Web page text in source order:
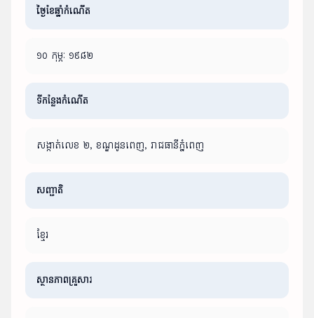
ថ្ងៃខែឆ្នាំកំណើត
១០ កុម្ភៈ ១៩៨២
ទីកន្លែងកំណើត
សង្កាត់លេខ ២, ខណ្ឌដូនពេញ, រាជធានីភ្នំពេញ
សញ្ជាតិ
ខ្មែរ
ស្ថានភាពគ្រួសារ